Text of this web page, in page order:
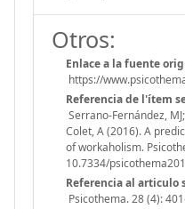
Otros:
Enlace a la fuente
https://
Referencia de l'ítem
Serrano-Fernández,
Colet, A (2016). A
of workaholism.
10.7334/
Referencia al
Psicothema. 28 (4):